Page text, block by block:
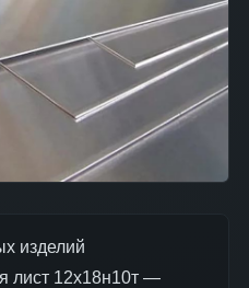
изделий
лист 12х18н10т —